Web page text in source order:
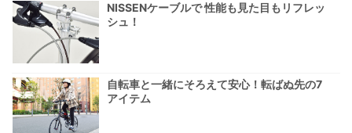
NISSENケーブルで 性能も見た目もリフレッ
シュ！
自転車と一緒にそろえて安心！転ばぬ先の7
アイテム